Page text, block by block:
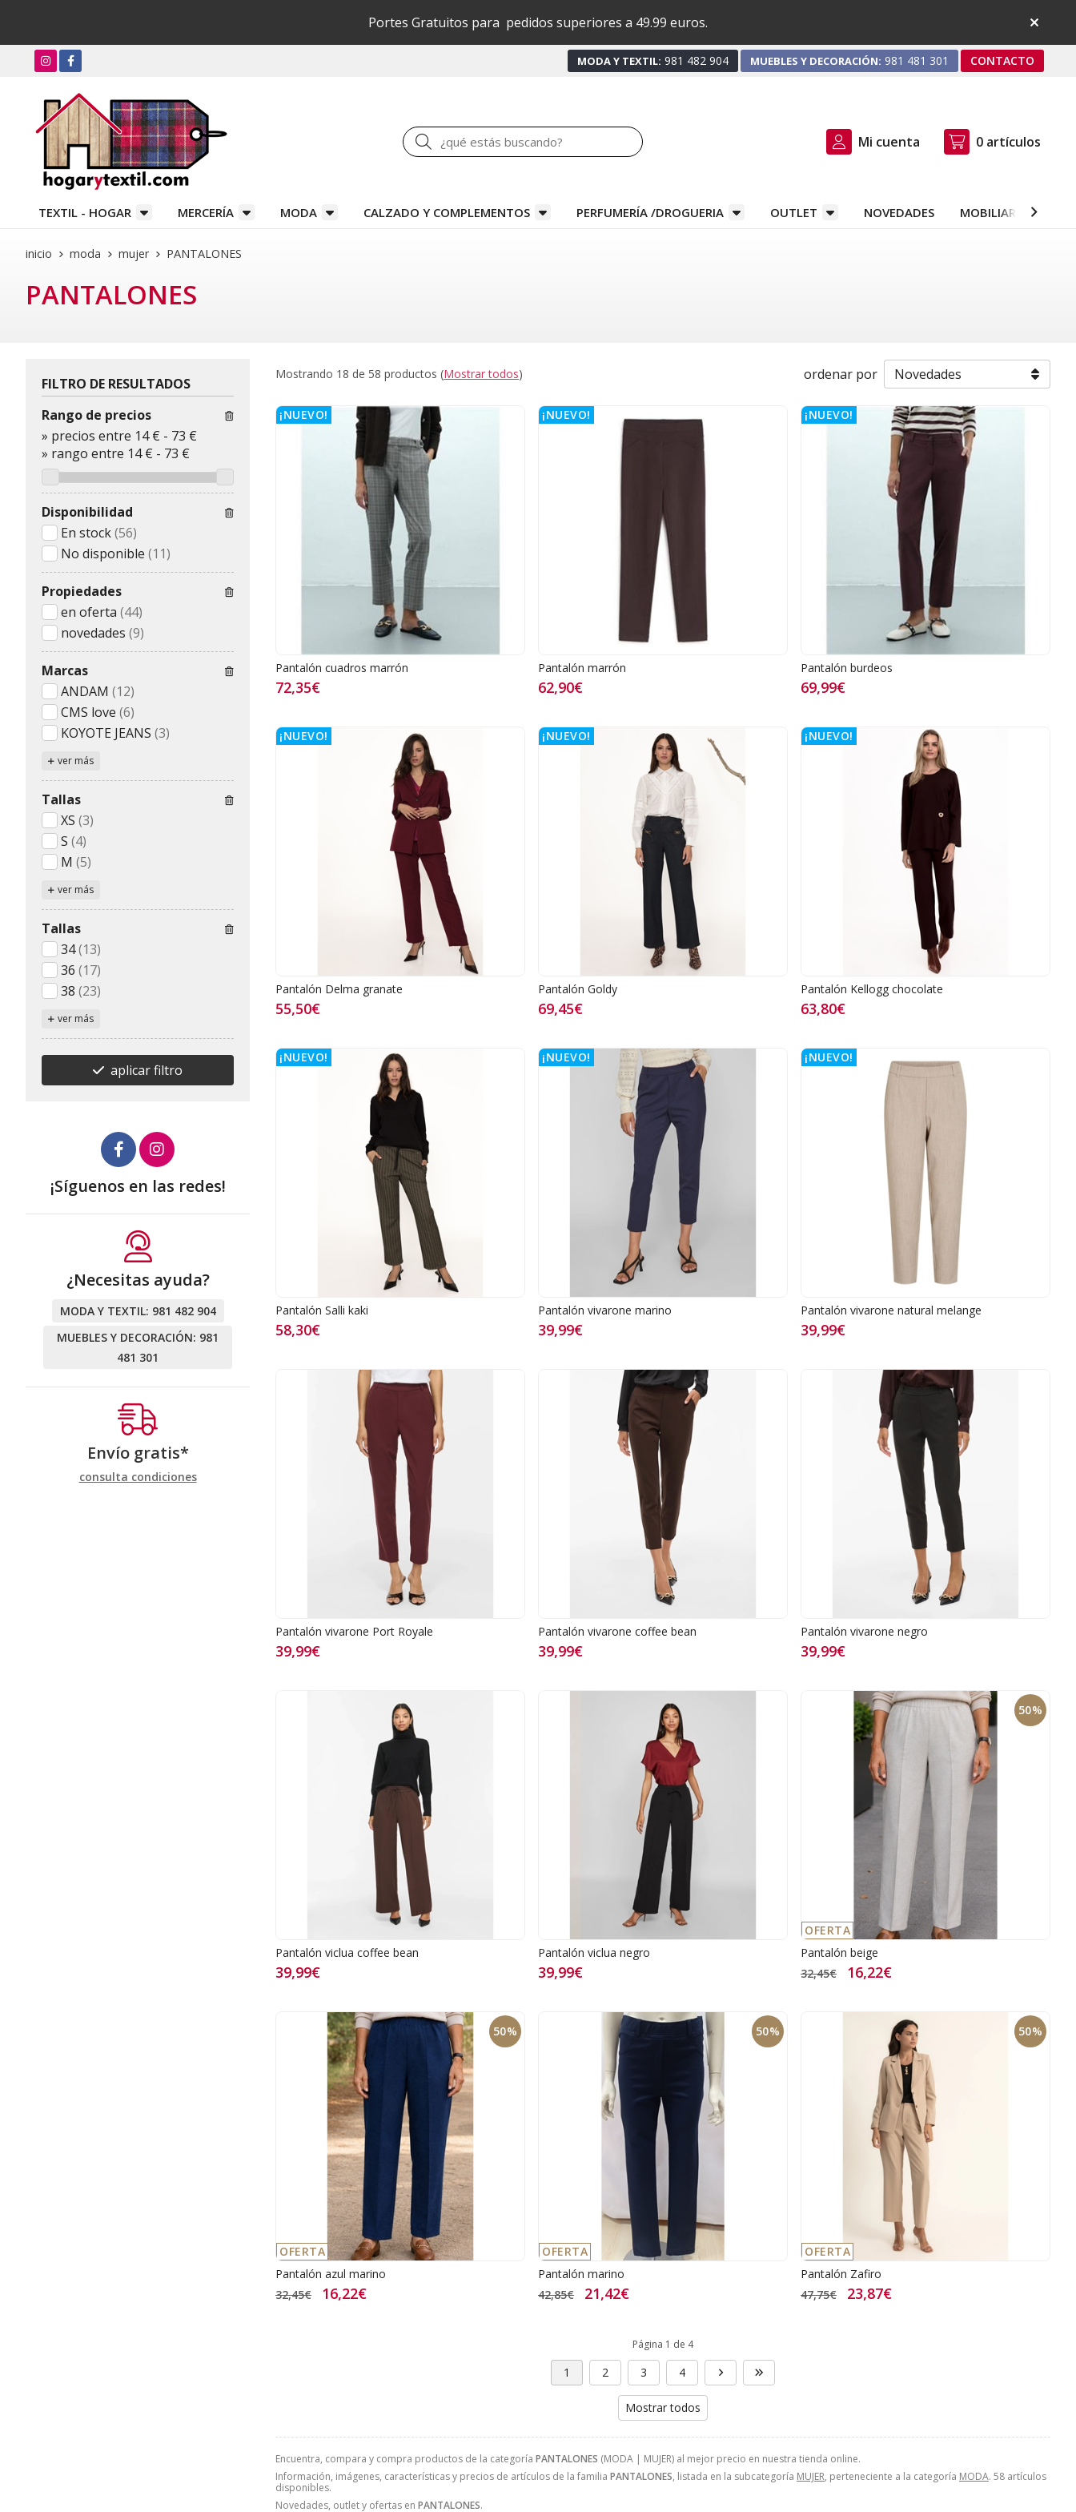
Portes Gratuitos para pedidos superiores a 49.99 euros.
MODA Y TEXTIL: 981 482 904 MUEBLES Y DECORACIÓN: 981 481 301 CONTACTO
Buscar Mi cuenta 0 artículos
TEXTIL - HOGAR MERCERÍA MODA CALZADO Y COMPLEMENTOS PERFUMERÍA /DROGUERIA OUTLET NOVEDADES MOBILIARIO Y
inicio moda mujer PANTALONES
PANTALONES
Encuentra, compara y compra productos de la categoría PANTALONES (MODA | MUJER) al mejor precio en nuestra tienda online.
Información, imágenes, características y precios de artículos de la familia PANTALONES, listada en la subcategoría MUJER, perteneciente a la categoría MODA. 58 artículos
disponibles.
Novedades, outlet y ofertas en PANTALONES.
Mostrando 18 de 58 productos (Mostrar todos) ordenar por
¡NUEVO!
Pantalón cuadros marrón
72,35€
¡NUEVO!
Pantalón marrón
62,90€
¡NUEVO!
Pantalón burdeos
69,99€
¡NUEVO!
Pantalón Delma granate
55,50€
¡NUEVO!
Pantalón Goldy
69,45€
¡NUEVO!
Pantalón Kellogg chocolate
63,80€
¡NUEVO!
Pantalón Salli kaki
58,30€
¡NUEVO!
Pantalón vivarone marino
39,99€
¡NUEVO!
Pantalón vivarone natural melange
39,99€
Pantalón vivarone Port Royale
39,99€
Pantalón vivarone coffee bean
39,99€
Pantalón vivarone negro
39,99€
Pantalón viclua coffee bean
39,99€
Pantalón viclua negro
39,99€
50%
OFERTA
Pantalón beige
32,45€
16,22€
50%
OFERTA
Pantalón azul marino
32,45€
16,22€
50%
OFERTA
Pantalón marino
42,85€
21,42€
50%
OFERTA
Pantalón Zafiro
47,75€
23,87€
Página 1 de 4
1 2 3 4
Mostrar todos
FILTRO DE RESULTADOS
Rango de precios
» precios entre 14 € - 73 €
» rango entre 14€ - 73 €
Disponibilidad
En stock(56)
No disponible (11)
Propiedades
en oferta (44)
novedades (9)
Marcas
ANDAM (12)
CMS love (6)
KOYOTE JEANS (3)
ver más
Tallas
XS (3)
S (4)
M (5)
ver más
Tallas
34(13)
36 (17)
38 (23)
ver más
aplicar filtro
¡Síguenos en las redes!
¿Necesitas ayuda?
MODA Y TEXTIL: 981 482 904
MUEBLES Y DECORACIÓN: 981
481 301
Envío gratis*
consulta condiciones